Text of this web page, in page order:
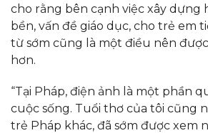
cho rằng bên cạnh việc xây dựng
bền, vấn đề giáo dục, cho trẻ em
từ sớm cũng là một điều nên
hơn.
“Tại Pháp, điện ảnh là một phần
cuộc sống. Tuổi thơ của tôi cũng
trẻ Pháp khác, đã sớm được xem